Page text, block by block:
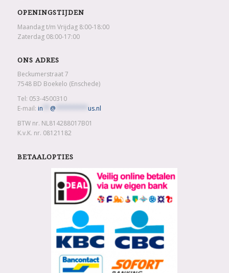
OPENINGSTIJDEN
Maandag t/m Vrijdag 8:00-18:00
Zaterdag 08:00-17:00
ONS ADRES
Beckumerstraat 7
7548 BD Boekelo (Enschede)
Tel: 053-4500310
E-mail: in @
us.nl
BTW nr. NL814288017B01
K.v.K. nr. 08121182
BETAALOPTIES